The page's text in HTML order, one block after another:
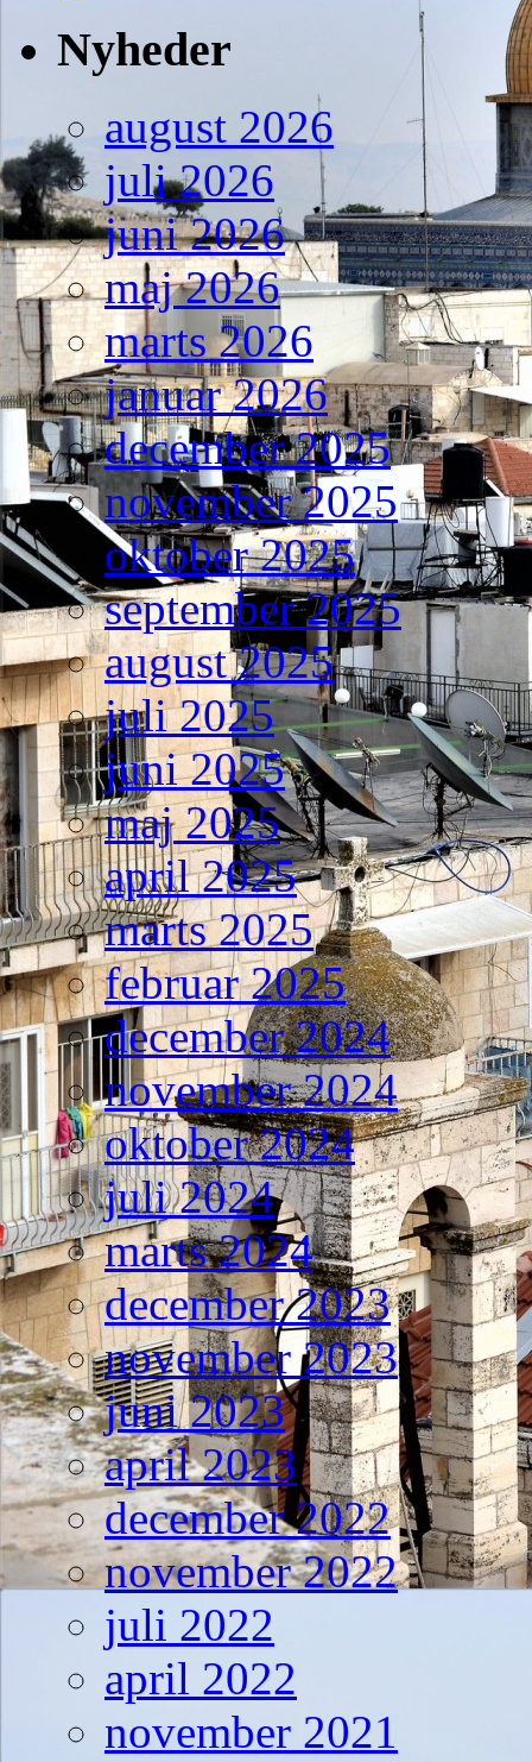
Nyheder
august 2026
juli 2026
juni 2026
maj 2026
marts 2026
januar 2026
december 2025
november 2025
oktober 2025
september 2025
august 2025
juli 2025
juni 2025
maj 2025
april 2025
marts 2025
februar 2025
december 2024
november 2024
oktober 2024
juli 2024
marts 2024
december 2023
november 2023
juni 2023
april 2023
december 2022
november 2022
juli 2022
april 2022
november 2021